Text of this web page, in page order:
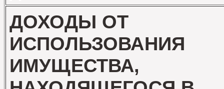
ДОХОДЫ ОТ
ИСПОЛЬЗОВАНИЯ
ИМУЩЕСТВА,